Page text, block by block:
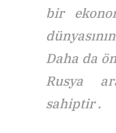
bir
Daha da
Rusya
sahiptir .